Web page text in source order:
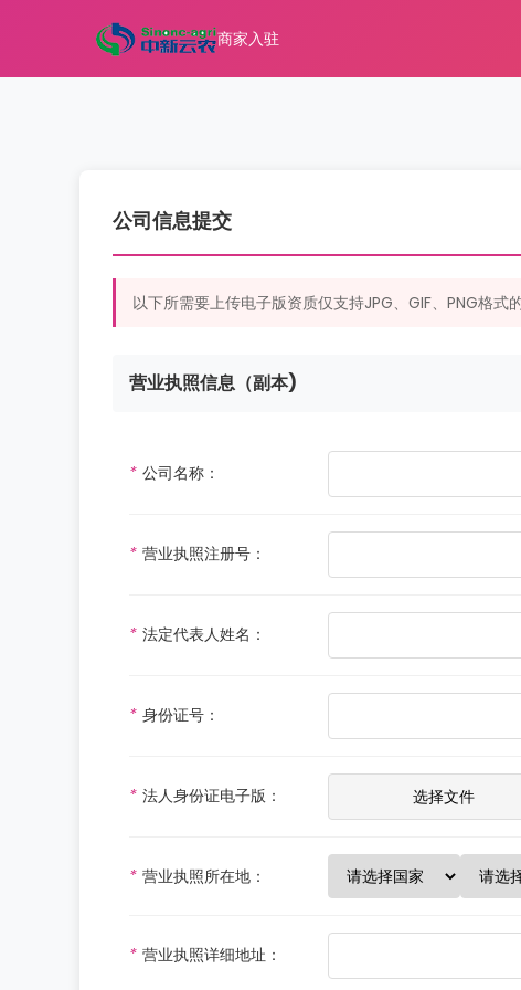
商家入驻
公司信息提交
以下所需要上传电子版资质仅支持JPG、GIF、PNG格式
营业执照信息（副本)
* 公司名称：
* 营业执照注册号：
* 法定代表人姓名：
* 身份证号：
* 法人身份证电子版：
* 营业执照所在地：
* 营业执照详细地址：